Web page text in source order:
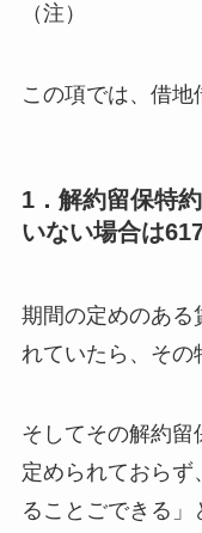
（注）
この項では、借地
1．解約留保特
いない場合は
期間の定めのある
れていたら、その
そしてその解約
定められておらず
ることごできる